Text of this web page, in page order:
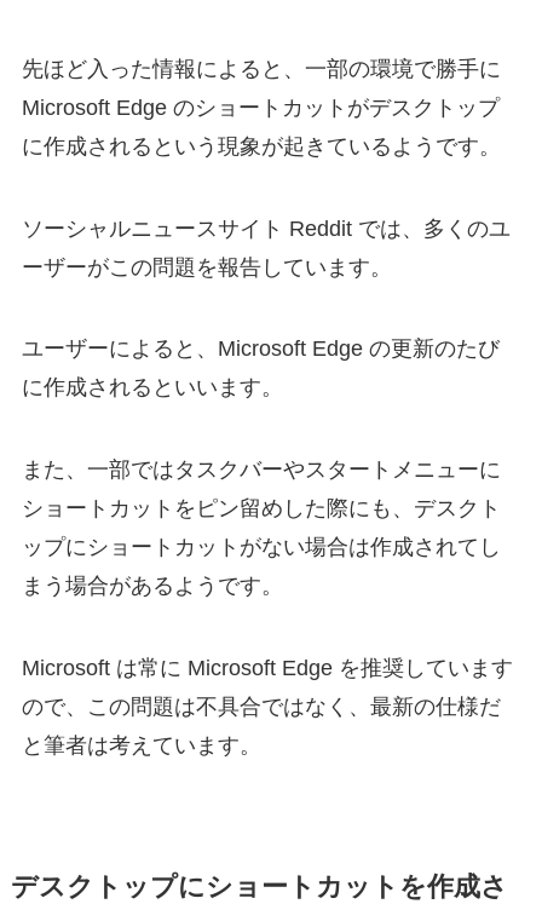
先ほど入った情報によると、一部の環境で勝手に
Microsoft Edge のショートカットがデスクトップ
に作成されるという現象が起きているようです。
ソーシャルニュースサイト Reddit では、多くのユ
ーザーがこの問題を報告しています。
ユーザーによると、Microsoft Edge の更新のたび
に作成されるといいます。
また、一部ではタスクバーやスタートメニューに
ショートカットをピン留めした際にも、デスクト
ップにショートカットがない場合は作成されてし
まう場合があるようです。
Microsoft は常に Microsoft Edge を推奨しています
ので、この問題は不具合ではなく、最新の仕様だ
と筆者は考えています。
デスクトップにショートカットを作成さ